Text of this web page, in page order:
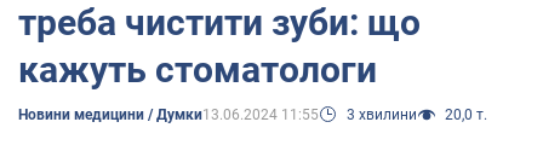
треба чистити зуби: що
кажуть стоматологи
Новини медицини / Думки13.06.2024 11:55 3 хвилини 20,0 т.